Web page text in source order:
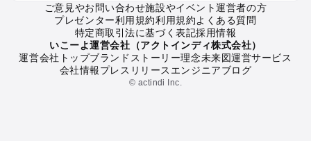
栃木の定番お出かけスポット
栃木の遊園地
栃木の動物園
栃木のバーベキュー
栃木の釣り
ご意見やお問い合わせ施設やイベント運営者の方
プレゼンター利用規約利用規約よくある質問
特定商取引法に基づく表記採用情報
いこーよ運営会社（アクトインディ株式会社）
運営会社トップブランドストーリー理念未来図運営サービス
会社情報プレスリリース エンジニアブログ
© actindi Inc.